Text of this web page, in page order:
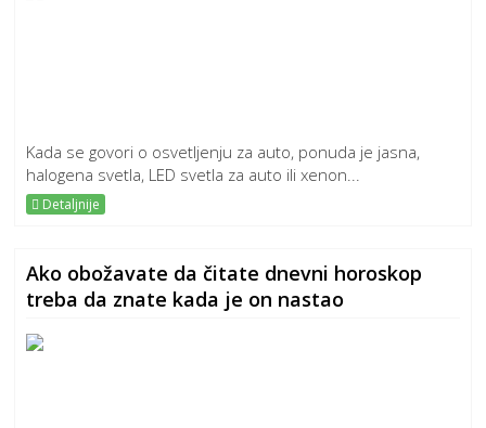
Kada se govori o osvetljenju za auto, ponuda je jasna,
halogena svetla, LED svetla za auto ili xenon...
Detaljnije
Ako obožavate da čitate dnevni horoskop
treba da znate kada je on nastao